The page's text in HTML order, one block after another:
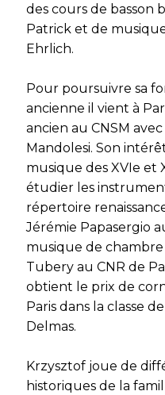
des cours de basson
Patrick et de
Ehrlich.
Pour poursuivre sa
ancienne il vient à
ancien au CNSM
Mandolesi. Son
musique des XVIe et
étudier les
répertoire
Jérémie Papasergio
musique de chambre
Tubery au CNR de
obtient le prix de
Paris dans la classe
Delmas. ​
Krzysztof joue de
historiques de la